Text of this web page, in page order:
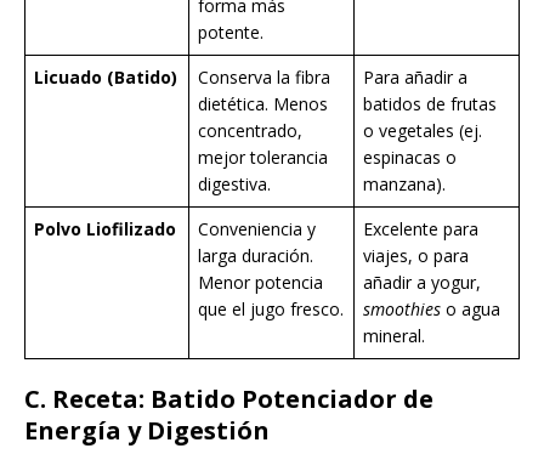
forma más
potente.
Licuado (Batido)
Conserva la fibra
dietética. Menos
concentrado,
mejor tolerancia
digestiva.
Para añadir a
batidos de frutas
o vegetales (ej.
espinacas o
manzana).
Polvo Liofilizado
Conveniencia y
larga duración.
Menor potencia
que el jugo fresco.
Excelente para
viajes, o para
añadir a yogur,
smoothies o agua
mineral.
C. Receta: Batido Potenciador de
Energía y Digestión